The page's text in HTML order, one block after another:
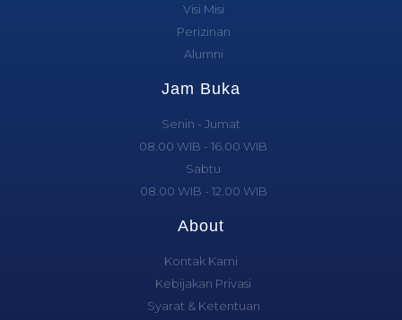
Visi Misi
Perizinan
Alumni
Jam Buka
Senin - Jumat
08.00 WIB - 16.00 WIB
Sabtu
08.00 WIB - 12.00 WIB
About
Kontak Kami
Kebijakan Privasi
Syarat & Ketentuan